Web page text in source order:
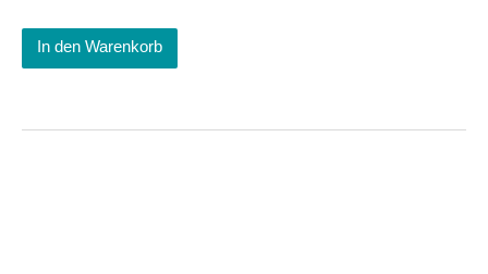
In den Warenkorb